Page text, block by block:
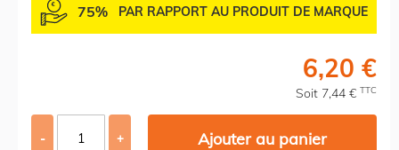
75% PAR RAPPORT AU PRODUIT DE MARQUE
6,20 €
Soit 7,44 € TTC
- + Ajouter au panier